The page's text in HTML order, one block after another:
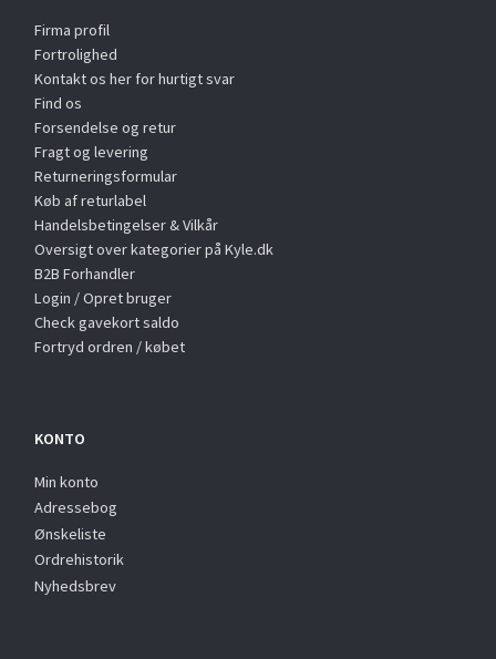
Firma profil
Fortrolighed
Kontakt os her for hurtigt svar
Find os
Forsendelse og retur
Fragt og levering
Returneringsformular
Køb af returlabel
Handelsbetingelser & Vilkår
Oversigt over kategorier på Kyle.dk
B2B Forhandler
Login / Opret bruger
Check gavekort saldo
Fortryd ordren / købet
KONTO
Min konto
Adressebog
Ønskeliste
Ordrehistorik
Nyhedsbrev